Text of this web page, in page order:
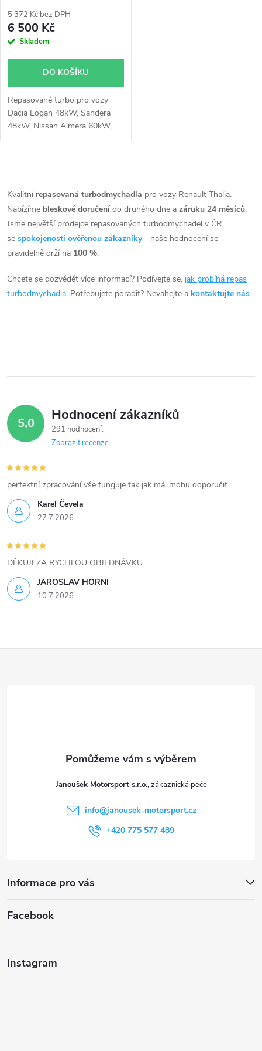
r
o
u
k
ů
r
o
d
u
k
ů
5 372 Kč bez DPH
6 500 Kč
Skladem
DO KOŠÍKU
Repasované turbo pro vozy
Dacia Logan 48kW, Sandera
48kW, Nissan Almera 60kW,
Kubistar 45kW 48kW 60kW,
48kW 60kW, Megane 60kW,
Modus 48kW 60kW 65kW,
50kW 60kW
v
l
á
a
v
k
v
ý
p
i
s
u
Kvalitní repasovaná turbodmychadla pro vozy Renault Thalia.
Nabízíme bleskové doručení do druhého dne a záruku 24 měsíců.
Jsme největší prodejce repasovaných turbodmychadel v ČR
se spokojeností ověřenou zákazníky - naše hodnocení se
pravidelně drží na 100 %.
Chcete se dozvědět více informací? Podívejte se, jak probíhá repas
turbodmychadla. Potřebujete poradit? Neváhejte a kontaktujte nás.
5,0 Hodnocení zákazníků
291 hodnocení
Zobrazit recenze
Karel Čevela
27.7.2026
perfektní zpracování vše funguje tak jak má, mohu doporučit
JAROSLAV HORNI
10.7.2026
DĚKUJI ZA RYCHLOU OBJEDNÁVKU
Janoušek Motorsport s.r.o.
info@janousek-motorsport.cz
+420 775 577 489
Informace pro vás
Facebook
Instagram